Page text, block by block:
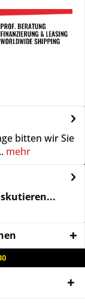
bitten wir Sie
mehr